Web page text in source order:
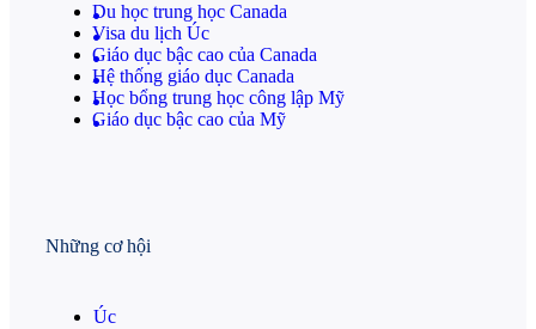
Du học trung học Canada
Visa du lịch Úc
Giáo dục bậc cao của Canada
Hệ thống giáo dục Canada
Học bổng trung học công lập Mỹ
Giáo dục bậc cao của Mỹ
Những cơ hội
Úc